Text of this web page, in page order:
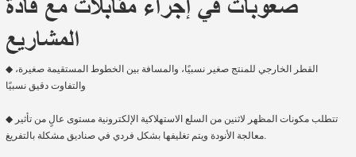
صعوبات في إجراء مقابلات مع قادة
المشاريع
◆ القطر الخارجي للمنتج صغير نسبيًا، والمسافة بين الخطوط المستقيمة صغيرة،
والتفاوت دقيق نسبيًا
◆ تتطلب مكونات المظهر لاثنين من السلع الاستهلاكية الإلكترونية مستوى عالٍ من تأثير
معالجة الأنودة ويتم تغليفها بشكل فردي في صناديق مشكلة بالتفريغ.